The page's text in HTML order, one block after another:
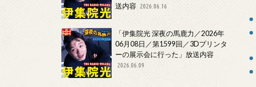
送内容
2026.06.16
「伊集院光 深夜の馬鹿力／2026年
06月08日／第1599回／3Dプリンタ
ーの展示会に行った」放送内容
2026.06.09